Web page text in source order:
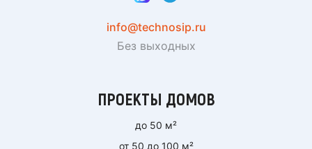
info@technosip.ru
Без выходных
ПРОЕКТЫ ДОМОВ
до 50 м²
от 50 до 100 м²